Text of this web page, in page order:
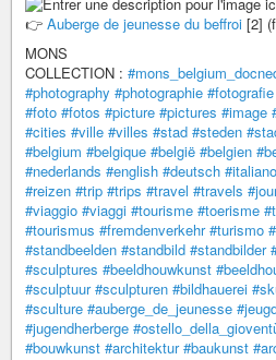
👉 Auberge de jeunesse du beffroi [2]
MONS
COLLECTION :
#photography #photographie #fotografie
#foto #fotos #picture #pictures #image
#cities #ville #villes #stad #steden
#belgium #belgique #belgië #belgien
#nederlands #english #deutsch #italiano
#reizen #trip #trips #travel #travels
#viaggio #viaggi #tourisme #toerisme
#tourismus #fremdenverkehr #turismo
#standbeelden #standbild #standbilder
#sculptures #beeldhouwkunst
#sculptuur #sculpturen #bildhauerei
#sculture #auberge_de_jeunesse
#jugendherberge
#bouwkunst #architektur #baukunst